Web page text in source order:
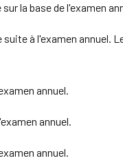
la base de l'examen
à l'examen annuel.
annuel.
annuel.
annuel.